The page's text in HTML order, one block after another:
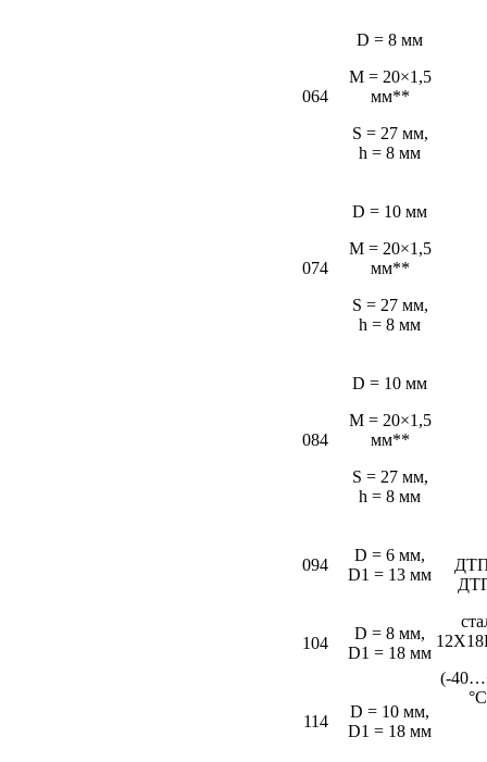
(-
064
D = 8 мм
M = 20×1,5
мм**
S = 27 мм,
h = 8 мм
074
D = 10 мм
M = 20×1,5
мм**
S = 27 мм,
h = 8 мм
084
D = 10 мм
M = 20×1,5
мм**
S = 27 мм,
h = 8 мм
094
D = 6 мм,
D1 = 13 мм
104
D = 8 мм,
D1 = 18 мм
114
D = 10 мм,
D1 = 18 мм